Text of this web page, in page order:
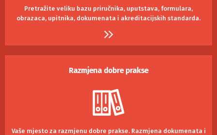
Pretražite veliku bazu priručnika, uputstava, formulara,
obrazaca, upitnika, dokumenata i akreditacijskih standarda.
Razmjena dobre prakse
Vaše mjesto za razmjenu dobre prakse.Razmjena dokumenata i